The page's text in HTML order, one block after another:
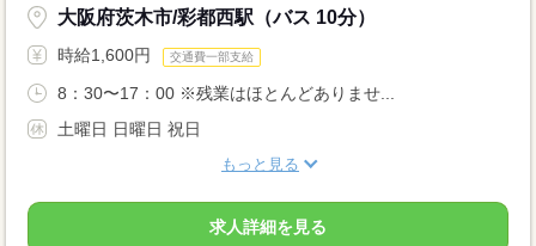
大阪府茨木市/彩都西駅（バス 10分）
時給1,600円 交通費一部支給
8：30〜17：00 ※残業はほとんどありませ...
土曜日 日曜日 祝日
もっと見る
求人詳細を見る